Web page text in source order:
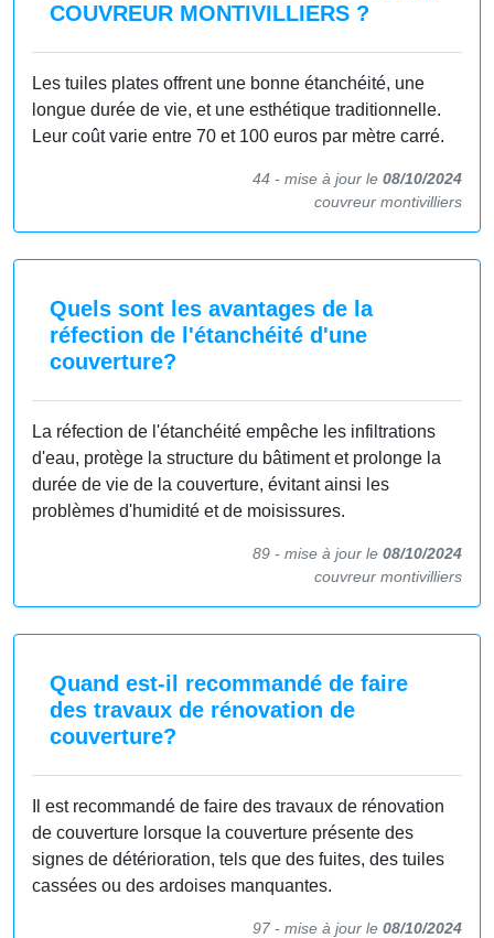
COUVREUR MONTIVILLIERS ?
Les tuiles plates offrent une bonne étanchéité, une
longue durée de vie, et une esthétique traditionnelle.
Leur coût varie entre 70 et 100 euros par mètre carré.
44 - mise à jour le 08/10/2024
couvreur montivilliers
Quels sont les avantages de la
réfection de l'étanchéité d'une
couverture?
La réfection de l'étanchéité empêche les infiltrations
d'eau, protège la structure du bâtiment et prolonge la
durée de vie de la couverture, évitant ainsi les
problèmes d'humidité et de moisissures.
89 - mise à jour le 08/10/2024
couvreur montivilliers
Quand est-il recommandé de faire
des travaux de rénovation de
couverture?
Il est recommandé de faire des travaux de rénovation
de couverture lorsque la couverture présente des
signes de détérioration, tels que des fuites, des tuiles
cassées ou des ardoises manquantes.
97 - mise à jour le 08/10/2024